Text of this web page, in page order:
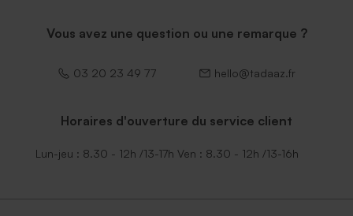
Vous avez une question ou une remarque ?
03 20 23 49 77 hello@tadaaz.fr
Horaires d'ouverture du service client
Lun-jeu : 8.30 - 12h /13-17h Ven : 8.30 - 12h /13-16h